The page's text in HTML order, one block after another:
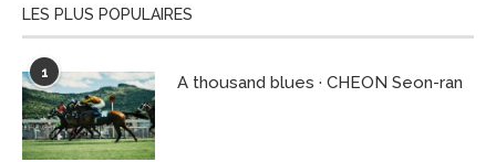
LES PLUS POPULAIRES
1 A thousand blues · CHEON Seon-ran